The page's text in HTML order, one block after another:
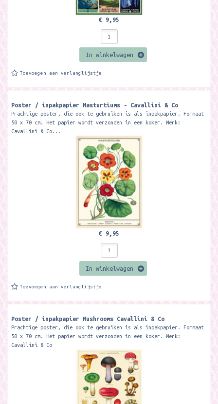
€ 9,95
In winkelwagen
Toevoegen aan verlanglijstje
Poster / inpakpapier Nasturtiums - Cavallini & Co
Prachtige poster, die ook te gebruiken is als inpakpapier. Formaat
50 x 70 cm. Het papier wordt verzonden in een koker. Merk:
Cavallini & Co...
€ 9,95
In winkelwagen
Toevoegen aan verlanglijstje
Poster / inpakpapier Mushrooms Cavallini & Co
Prachtige poster, die ook te gebruiken is als inpakpapier. Formaat
50 x 70 cm. Het papier wordt verzonden in een koker. Merk:
Cavallini & Co